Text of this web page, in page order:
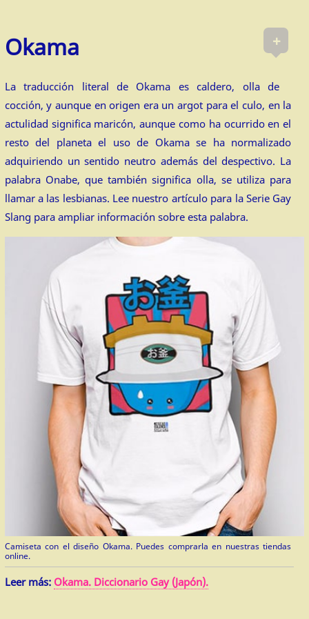
+
Okama
La traducción literal de Okama es caldero, olla de
cocción, y aunque en origen era un argot para el culo, en la
actulidad significa maricón, aunque como ha ocurrido en el
resto del planeta el uso de Okama se ha normalizado
adquiriendo un sentido neutro además del despectivo. La
palabra Onabe, que también significa olla, se utiliza para
llamar a las lesbianas. Lee nuestro artículo para la Serie Gay
Slang para ampliar información sobre esta palabra.
Camiseta con el diseño Okama. Puedes comprarla en nuestras tiendas
online.
Leer más: Okama. Diccionario Gay (Japón).